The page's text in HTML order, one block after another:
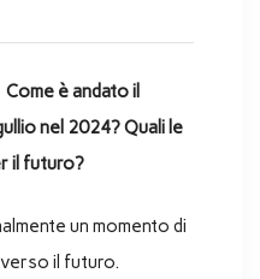
è andato il
nel 2024? Quali le
il futuro?
un momento di
il futuro.